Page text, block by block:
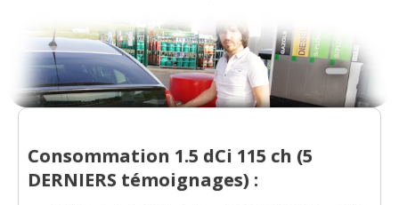
Consommation 1.5 dCi 115 ch (5
DERNIERS témoignages) :